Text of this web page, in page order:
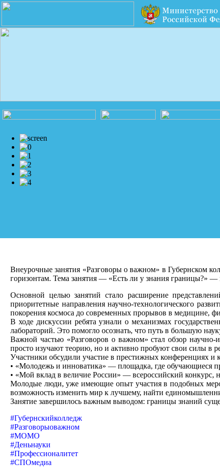
Внеурочные занятия «Разговоры о важном» в Губернском
горизонтам. Тема занятия — «Есть ли у знания границы?»
Основной целью занятий стало расширение
приоритетные направления научно-технологического
покорения космоса до современных прорывов в медицине,
В ходе дискуссии ребята узнали о механизмах
лабораторий. Это помогло осознать, что путь в большую
Важной частью «Разговоров о важном» стал обзор научно-
просто изучают теорию, но и активно пробуют свои силы в
Участники обсудили участие в престижных конференциях и
• «Молодежь и инноватика» — площадка, где обучающиеся
• «Мой вклад в величие России» — всероссийский конкурс,
Молодые люди, уже имеющие опыт участия в подобных
возможность изменить мир к лучшему, найти
Занятие завершилось важным выводом: границы знаний
#Губернскийколледж
#Разговорыоважном
#МОМО
#Деньнауки
#Профессионалитет
#СПОмедиа